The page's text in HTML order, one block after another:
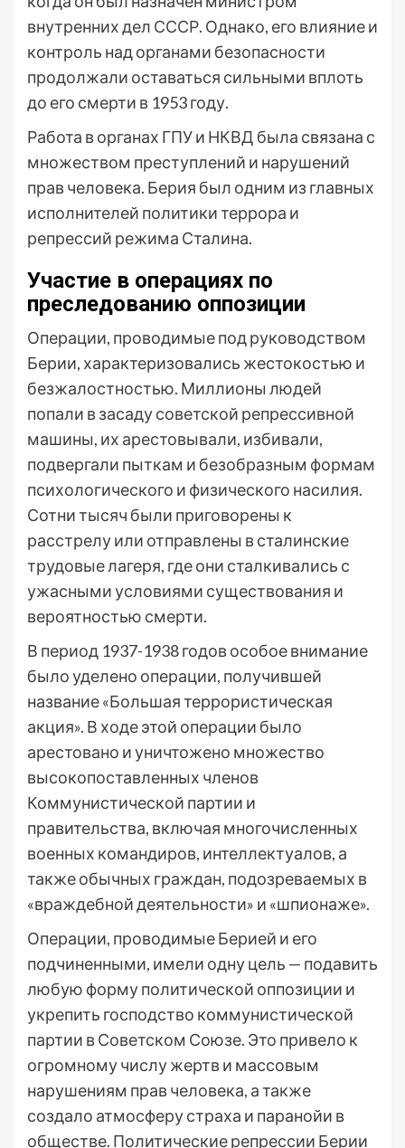
внутренних дел СССР. Однако, его влияние и
контроль над органами безопасности
продолжали оставаться сильными вплоть
до его смерти в 1953 году.
Работа в органах ГПУ и НКВД была связана с
множеством преступлений и нарушений
прав человека. Берия был одним из главных
исполнителей политики террора и
репрессий режима Сталина.
Участие в операциях по
преследованию оппозиции
Операции, проводимые под руководством
Берии, характеризовались жестокостью и
безжалостностью. Миллионы людей
попали в засаду советской репрессивной
машины, их арестовывали, избивали,
подвергали пыткам и безобразным формам
психологического и физического насилия.
Сотни тысяч были приговорены к
расстрелу или отправлены в сталинские
трудовые лагеря, где они сталкивались с
ужасными условиями существования и
вероятностью смерти.
В период 1937-1938 годов особое внимание
было уделено операции, получившей
название «Большая террористическая
акция». В ходе этой операции было
арестовано и уничтожено множество
высокопоставленных членов
Коммунистической партии и
правительства, включая многочисленных
военных командиров, интеллектуалов, а
также обычных граждан, подозреваемых в
«враждебной деятельности» и «шпионаже».
Операции, проводимые Берией и его
подчиненными, имели одну цель — подавить
любую форму политической оппозиции и
укрепить господство коммунистической
партии в Советском Союзе. Это привело к
огромному числу жертв и массовым
нарушениям прав человека, а также
создало атмосферу страха и паранойи в
обществе. Политические репрессии Берии